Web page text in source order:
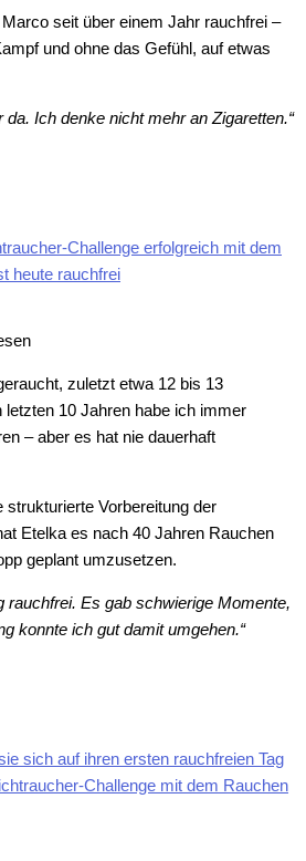
seit über einem Jahr rauchfrei –
und ohne das Gefühl, auf etwas
Ich denke nicht mehr an Zigaretten.“
zuletzt etwa 12 bis 13
letzten 10 Jahren habe ich immer
– aber es hat nie dauerhaft
strukturierte Vorbereitung der
Etelka es nach 40 Jahren Rauchen
geplant umzusetzen.
rauchfrei. Es gab schwierige Momente,
konnte ich gut damit umgehen.“